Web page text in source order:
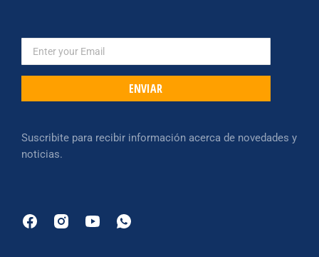
ENVIAR
Suscribite para recibir información acerca de novedades y
noticias.